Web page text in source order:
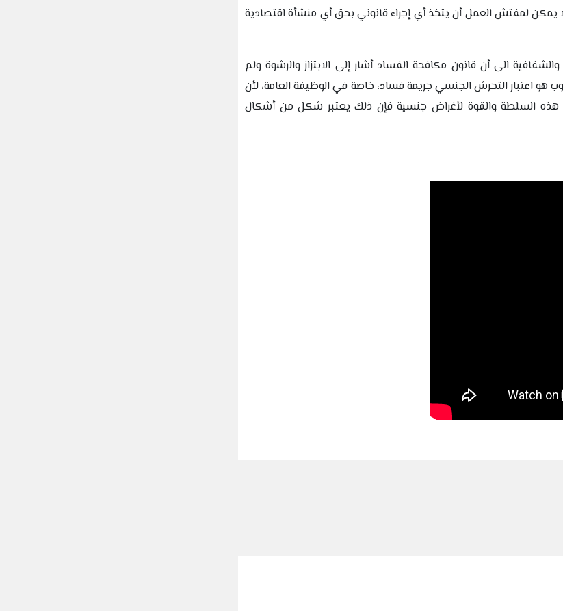
يمكن لمفتش العمل أن يتخذ أي إجراء قانوني بحق أي منشأة اقتصادية
الى أن قانون مكافحة الفساد أشار إلى الابتزاز والرشوة ولم
هو اعتبار التحرش الجنسي جريمة فساد، خاصة في الوظيفة العامة، لأن
السلطة والقوة لأغراض جنسية فإن ذلك يعتبر شكل من أشكال